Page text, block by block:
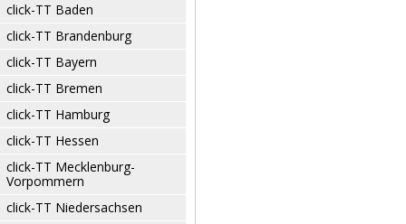
click-TT Baden
click-TT Brandenburg
click-TT Bayern
click-TT Bremen
click-TT Hamburg
click-TT Hessen
click-TT Mecklenburg-
Vorpommern
click-TT Niedersachsen